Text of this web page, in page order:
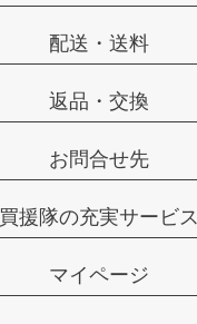
配送・送料
返品・交換
お問合せ先
買援隊の充実サービス
マイページ